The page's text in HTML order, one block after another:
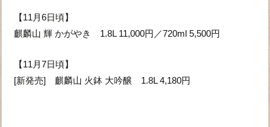
【11月6日頃】
麒麟山 輝 かがやき 1.8L 11,000円／720ml 5,500円
【11月7日頃】
[新発売] 麒麟山 火鉢 大吟醸 1.8L 4,180円